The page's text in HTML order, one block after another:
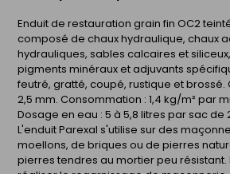
Enduit de restauration grain fin OC2
composé de chaux hydraulique, chaux
hydrauliques, sables calcaires et
pigments minéraux et adjuvants
feutré, gratté, coupé, rustique et brossé.
2,5 mm. Consommation : 1,4 kg/m² par
Dosage en eau : 5 à 5,8 litres par sac de
L'enduit Parexal s'utilise sur des
moellons, de briques ou de pierres
pierres tendres au mortier peu résistant.